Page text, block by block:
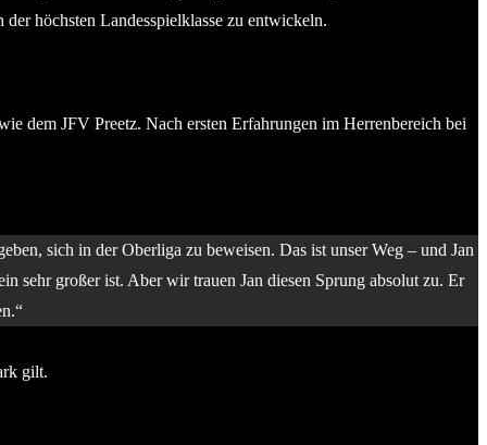
höchsten Landesspielklasse zu entwickeln.
dem JFV Preetz. Nach ersten Erfahrungen im Herrenbereich bei
sich in der Oberliga zu beweisen. Das ist unser Weg – und Jan
sehr großer ist. Aber wir trauen Jan diesen Sprung absolut zu. Er
gilt.